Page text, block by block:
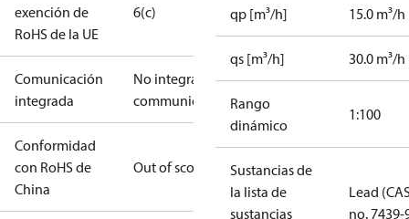
exención de
RoHS de la UE
6(c)
Comunicación
integrada
No integrated
communication
Conformidad
con RoHS de
China
Out of scope
qp [m³/h] 15.0 m³/h
qs [m³/h] 30.0 m³/h
Rango
dinámico
1:100
Sustancias de
la lista de
sustancias
Lead
no. 7439-